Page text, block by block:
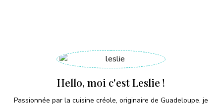
Hello, moi c'est Leslie !
Passionnée par la cuisine créole, originaire de Guadeloupe, je